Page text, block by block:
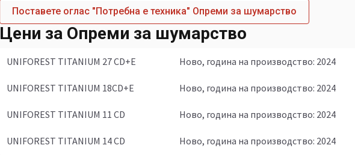
Поставете оглас "Потребна е техника" Опреми за шумарство
Цени за Опреми за шумарство
UNIFOREST TITANIUM 27 CD+E Ново, година на производство: 2024
UNIFOREST TITANIUM 18CD+E Ново, година на производство: 2024
UNIFOREST TITANIUM 11 CD Ново, година на производство: 2024
UNIFOREST TITANIUM 14 CD Ново, година на производство: 2024